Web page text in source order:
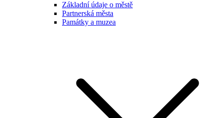
Základní údaje o městě
Partnerská města
Památky a muzea